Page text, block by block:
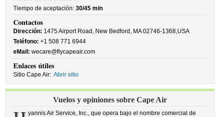
Tiempo de aceptación:30/45 min
Contactos
Dirección: 1475 Airport Road, New Bedford, MA 02746-1368,USA
Teléfono: +1 508 771 6944
eMail: wecare@flycapeair.com
Enlaces útiles
Sitio Cape Air: Abrir sitio
Vuelos y opiniones sobre Cape Air
yannis Air Service, Inc., que opera bajo el nombre comercial de